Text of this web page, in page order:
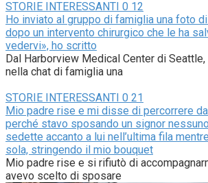
STORIE INTERESSANTI 0 12
Ho inviato al gruppo di famiglia una foto
dopo un intervento chirurgico che le ha
vedervi», ho scritto
Dal Harborview Medical Center di
nella chat di famiglia una
STORIE INTERESSANTI 0 21
Mio padre rise e mi disse di percorrere
perché stavo sposando un signor
sedette accanto a lui nell’ultima fila
sola, stringendo il mio bouquet
Mio padre rise e si rifiutò di
avevo scelto di sposare